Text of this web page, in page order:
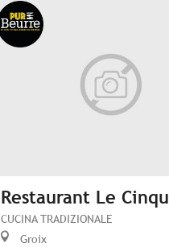
Restaurant Le
CUCINA TRADIZIONALE
Groix